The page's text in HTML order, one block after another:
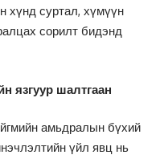
хүнд суртал, хүмүүн
сорилт бидэнд
язгуур шалтгаан
амьдралын бүхий
үйл явц нь